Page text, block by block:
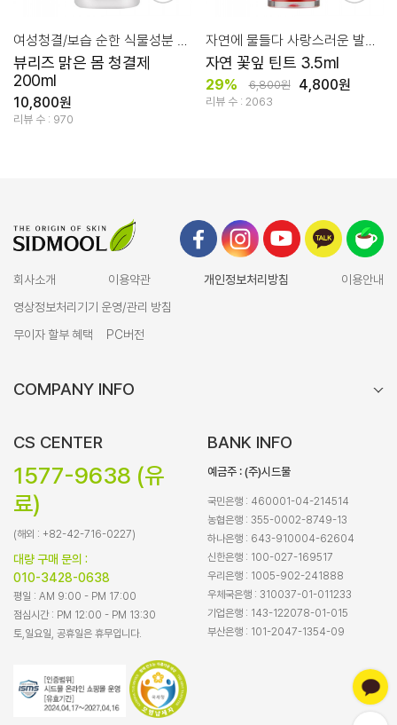
뷰리즈 맑은 몸 청결제
200ml
10,800원
리뷰 수 : 970
자연에 물들다 사랑스러운 발색 틴트
자연 꽃잎 틴트 3.5ml
29% 6,800원 4,800원
리뷰 수 : 2063
회사소개 이용약관 개인정보처리방침
이용안내
영상정보처리기기 운영/관리 방침
무이자 할부 혜택
PC버전
COMPANY INFO
CS CENTER
1577-9638 (유
료)
(해외 : +82-42-716-0227)
대량 구매 문의 :
010-3428-0638
평일 : AM 9:00 - PM 17:00
점심시간 : PM 12:00 - PM 13:30
토,일요일, 공휴일은 휴무입니다.
BANK INFO
예금주 : (주)시드물
국민은행 : 460001-04-214514
농협은행 : 355-0002-8749-13
하나은행 : 643-910004-62604
신한은행 : 100-027-169517
우리은행 : 1005-902-241888
우체국은행 : 310037-01-011233
기업은행 : 143-122078-01-015
부산은행 : 101-2047-1354-09